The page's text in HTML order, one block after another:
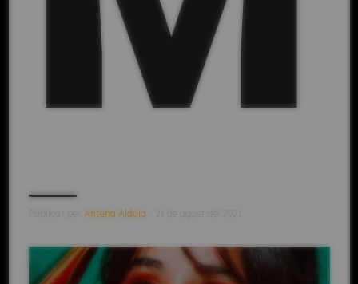
Antena Aldaia